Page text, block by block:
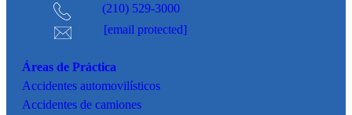
(210) 529-3000
[email protected]
Áreas de Práctica
Accidentes automovilísticos
Accidentes de camiones